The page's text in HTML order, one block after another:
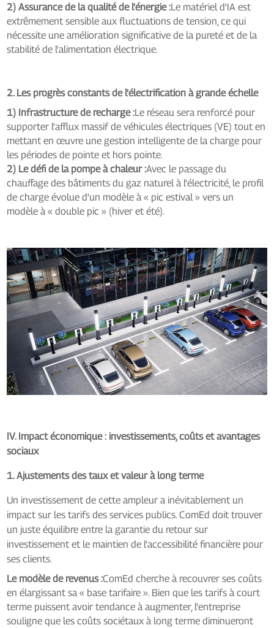
2) Assurance de la qualité de l'énergie :Le matériel d'IA est
extrêmement sensible aux fluctuations de tension, ce qui
nécessite une amélioration significative de la pureté et de la
stabilité de l'alimentation électrique.
2. Les progrès constants de l'électrification à grande échelle
1) Infrastructure de recharge :Le réseau sera renforcé pour
supporter l'afflux massif de véhicules électriques (VE) tout en
mettant en œuvre une gestion intelligente de la charge pour
les périodes de pointe et hors pointe.
2) Le défi de la pompe à chaleur :Avec le passage du
chauffage des bâtiments du gaz naturel à l'électricité, le profil
de charge évolue d'un modèle à « pic estival » vers un
modèle à « double pic » (hiver et été).
IV. Impact économique : investissements, coûts et avantages
sociaux
1. Ajustements des taux et valeur à long terme
Un investissement de cette ampleur a inévitablement un
impact sur les tarifs des services publics. ComEd doit trouver
un juste équilibre entre la garantie du retour sur
investissement et le maintien de l'accessibilité financière pour
ses clients.
Le modèle de revenus :ComEd cherche à recouvrer ses coûts
en élargissant sa « base tarifaire ». Bien que les tarifs à court
terme puissent avoir tendance à augmenter, l'entreprise
souligne que les coûts sociétaux à long terme diminueront